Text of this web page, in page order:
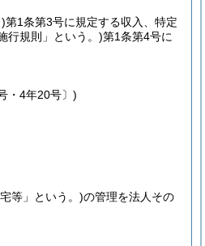
第1条第3号に規定する収入、特定
行規則」という。)第1条第4号に
・4年20号〕)
等」という。)の管理を法人その